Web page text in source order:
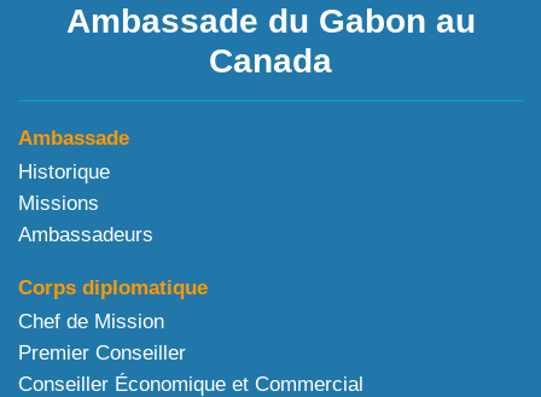
Ambassade du Gabon au
Canada
Ambassade
Historique
Missions
Ambassadeurs
Corps diplomatique
Chef de Mission
Premier Conseiller
Conseiller Économique et Commercial